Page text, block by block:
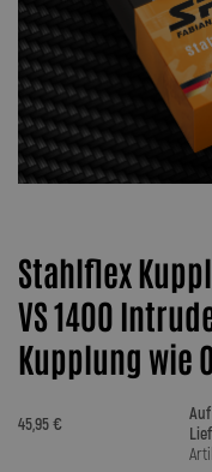
Stahlflex
VS 1400
Kupplung wie
45,95 €